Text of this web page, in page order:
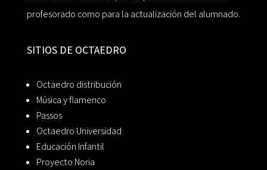
profesorado como para la actualización del alumnado.
SITIOS DE OCTAEDRO
Octaedro distribución
Música y flamenco
Passos
Octaedro Universidad
Educación Infantil
Proyecto Noria